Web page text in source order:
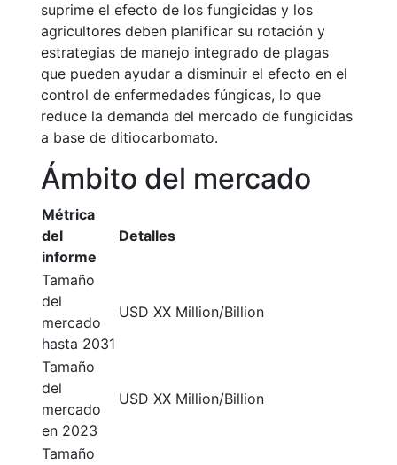
suprime el efecto de los fungicidas y los
agricultores deben planificar su rotación y
estrategias de manejo integrado de plagas
que pueden ayudar a disminuir el efecto en el
control de enfermedades fúngicas, lo que
reduce la demanda del mercado de fungicidas
a base de ditiocarbomato.
Ámbito del mercado
Métrica
del
informe
Detalles
Tamaño
del
mercado
hasta 2031
USD XX Million/Billion
Tamaño
del
mercado
en 2023
USD XX Million/Billion
Tamaño